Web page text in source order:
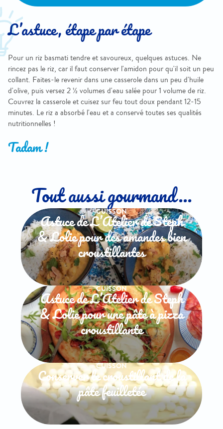
L’astuce, étape par étape
Pour un riz basmati tendre et savoureux, quelques astuces. Ne
rincez pas le riz, car il faut conserver l'amidon pour qu'il soit un peu
collant. Faites-le revenir dans une casserole dans un peu d'huile
d'olive, puis versez 2 ½ volumes d'eau salée pour 1 volume de riz.
Couvrez la casserole et cuisez sur feu tout doux pendant 12-15
minutes. Le riz a absorbé l'eau et a conservé toutes ses qualités
nutritionnelles !
Tadam !
Tout aussi gourmand...
CUISSON
Astuce de L’Atelier de Steph
& Lolie pour des amandes bien
croustillantes
CUISSON
Astuce de L’Atelier de Steph
& Lolie pour une pâte à pizza
croustillante
CUISSON
Conserver le croustillant de la
pâte feuilletée